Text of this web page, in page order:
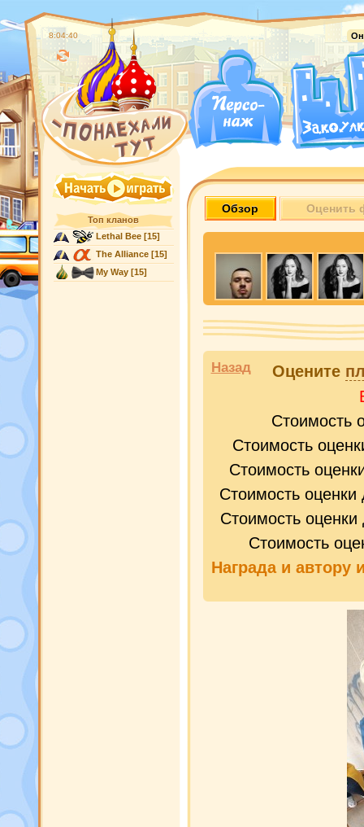
8:04:41
Топ кланов
Lethal Bee[15]
The Alliance[15]
My Way[15]
Обзор Оценить
Назад Оцените
Стоимость
Стоимость
Стоимость
Стоимость
Стоимость
Стоимость
Награда и автору